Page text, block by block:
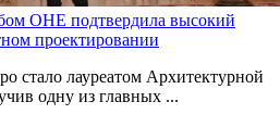
ОНЕ подтвердила высокий
проектировании
стало лауреатом Архитектурной
одну из главных ...